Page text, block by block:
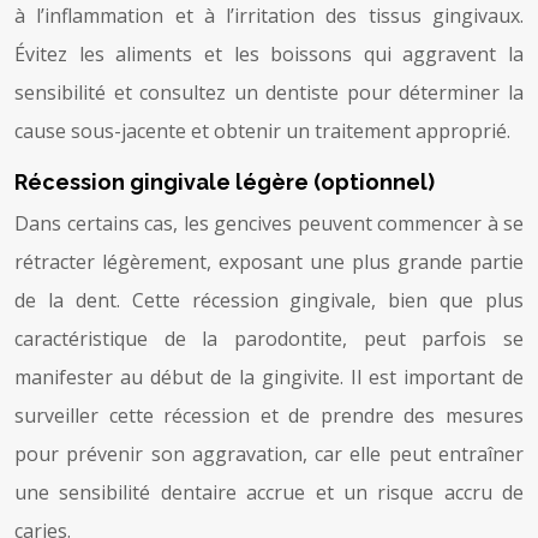
à l’inflammation et à l’irritation des tissus gingivaux.
Évitez les aliments et les boissons qui aggravent la
sensibilité et consultez un dentiste pour déterminer la
cause sous-jacente et obtenir un traitement approprié.
Récession gingivale légère (optionnel)
Dans certains cas, les gencives peuvent commencer à se
rétracter légèrement, exposant une plus grande partie
de la dent. Cette récession gingivale, bien que plus
caractéristique de la parodontite, peut parfois se
manifester au début de la gingivite. Il est important de
surveiller cette récession et de prendre des mesures
pour prévenir son aggravation, car elle peut entraîner
une sensibilité dentaire accrue et un risque accru de
caries.